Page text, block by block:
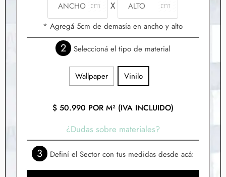
X
* Agregá 5cm de demasía en ancho y alto
2 Seleccioná el tipo de material
Wallpaper Vinilo
$50.990 POR M² (IVA INCLUIDO)
¿Dudas sobre materiales?
3 Definí el Sector con tus medidas desde acá: